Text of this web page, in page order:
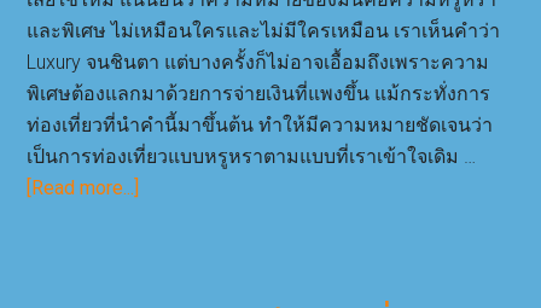
รู้จัก
สังคม
และพิเศษ ไม่เหมือนใครและไม่มีใครเหมือน เราเห็นคำว่า
Luxury จนชินตา แต่บางครั้งก็ไม่อาจเอื้อมถึงเพราะความ
พิเศษต้องแลกมาด้วยการจ่ายเงินที่แพงขึ้น แม้กระทั่งการ
ท่องเที่ยวที่นำคำนี้มาขึ้นต้น ทำให้มีความหมายชัดเจนว่า
เป็นการท่องเที่ยวแบบหรูหราตามแบบที่เราเข้าใจเดิม …
[Read more...]